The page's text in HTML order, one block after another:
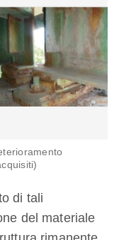
di tali
del materiale